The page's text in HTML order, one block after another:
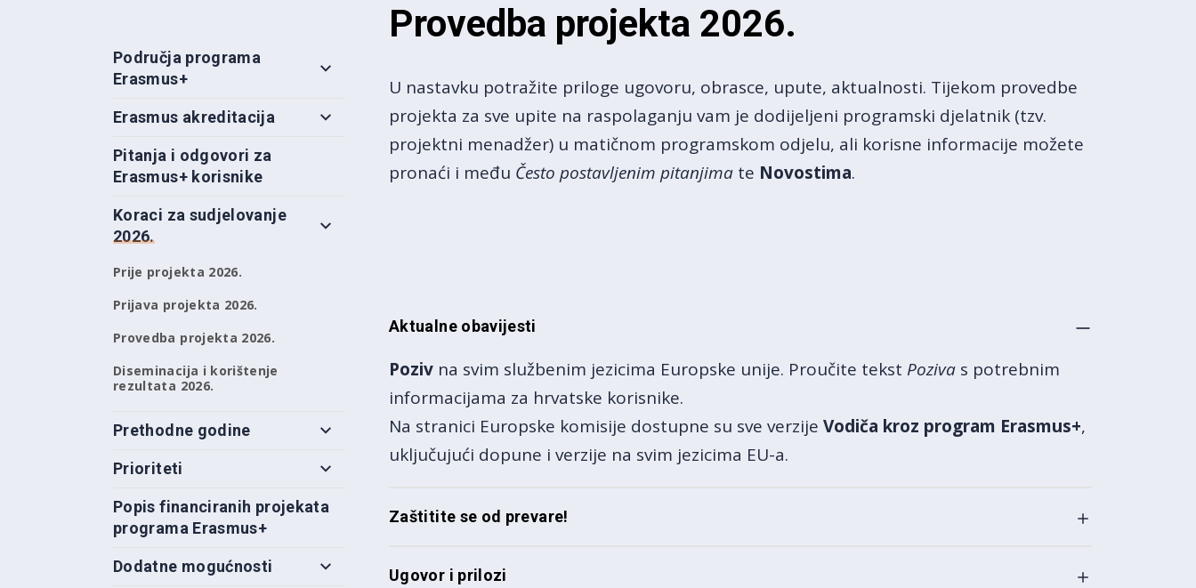
Područja programa
Erasmus+
Erasmus akreditacija
Pitanja i odgovori za
Erasmus+ korisnike
Koraci za sudjelovanje
2026.
Prije projekta 2026.
Prijava projekta 2026.
Provedba projekta 2026.
Diseminacija i korištenje
rezultata 2026.
Prethodne godine
Prioriteti
Popis financiranih projekata
programa Erasmus+
Dodatne mogućnosti
Provedba projekta 2026.
U nastavku potražite priloge ugovoru, obrasce, upute, aktualnosti. Tijekom provedbe
projekta za sve upite na raspolaganju vam je dodijeljeni programski djelatnik (tzv.
projektni menadžer) u matičnom programskom odjelu, ali korisne informacije možete
pronaći i među Često postavljenim pitanjima te Novostima.
Aktualne obavijesti
Poziv na svim službenim jezicima Europske unije. Proučite tekst Poziva s potrebnim
informacijama za hrvatske korisnike.
Na stranici Europske komisije dostupne su sve verzije Vodiča kroz program Erasmus+,
uključujući dopune i verzije na svim jezicima EU-a.
Zaštitite se od prevare!
Ugovor i prilozi